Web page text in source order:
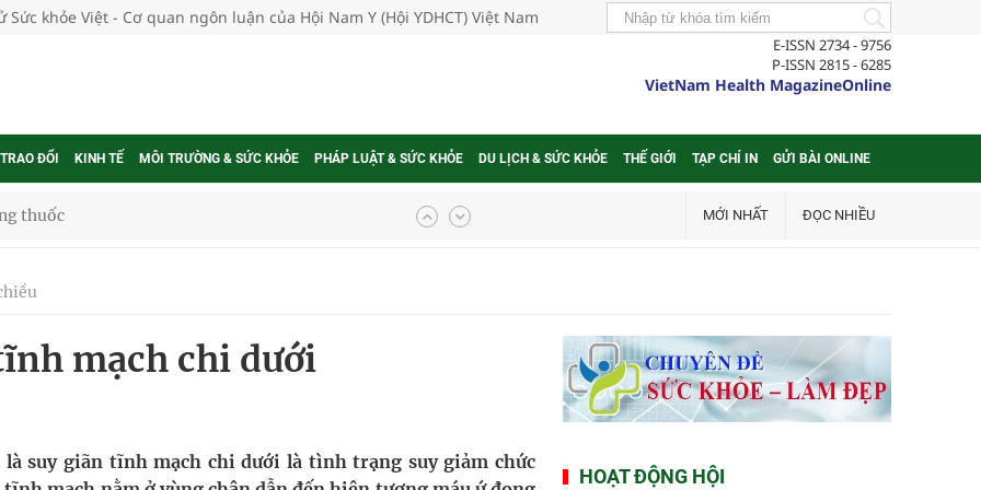
Sức khỏe Việt - Cơ quan ngôn luận của Hội Nam Y (Hội YDHCT) Việt Nam
E-ISSN 2734 - 9756
P-ISSN 2815 - 6285
VietNam Health MagazineOnline
ĐỔI KINH TẾ MÔI TRƯỜNG & SỨC KHỎE PHÁP LUẬT & SỨC KHỎE DU LỊCH & SỨC KHỎE THẾ GIỚI TẠP CHÍ IN GỬI BÀI ONLINE
cực hiệu quả
gia
MỚI NHẤT ĐỌC NHIỀU
mạch chi dưới
suy giãn tĩnh mạch chi dưới là tình trạng suy giảm chức
HOẠT ĐỘNG HỘI